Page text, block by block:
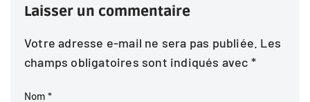
Laisser un commentaire
Votre adresse e-mail ne sera pas publiée. Les
champs obligatoires sont indiqués avec *
Nom *